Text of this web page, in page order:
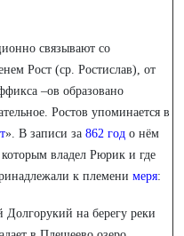
связывают со
Рост (ср. Ростислав), от
–ов образовано
Ростов упоминается в
». В записи за 862 год о нём
которым владел Рюрик и где
к племени меря:
на берегу реки